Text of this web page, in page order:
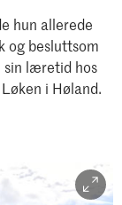
hun allerede
og besluttsom
sin læretid hos
i Høland.